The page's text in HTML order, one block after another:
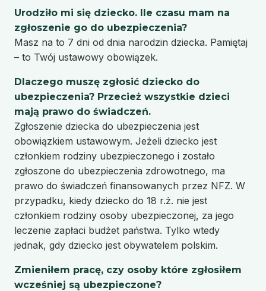
Urodziło mi się dziecko. Ile czasu mam na
zgłoszenie go do ubezpieczenia?
Masz na to 7 dni od dnia narodzin dziecka. Pamiętaj
– to Twój ustawowy obowiązek.
Dlaczego muszę zgłosić dziecko do
ubezpieczenia? Przecież wszystkie dzieci
mają prawo do świadczeń.
Zgłoszenie dziecka do ubezpieczenia jest
obowiązkiem ustawowym. Jeżeli dziecko jest
członkiem rodziny ubezpieczonego i zostało
zgłoszone do ubezpieczenia zdrowotnego, ma
prawo do świadczeń finansowanych przez NFZ. W
przypadku, kiedy dziecko do 18 r.ż. nie jest
członkiem rodziny osoby ubezpieczonej, za jego
leczenie zapłaci budżet państwa. Tylko wtedy
jednak, gdy dziecko jest obywatelem polskim.
Zmieniłem pracę, czy osoby które zgłosiłem
wcześniej są ubezpieczone?